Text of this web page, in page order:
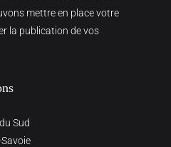
mettre en place votre
la publication de vos
Sud